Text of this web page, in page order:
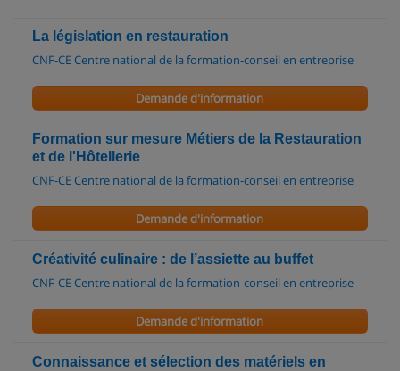
La législation en restauration
CNF-CE Centre national de la formation-conseil en entreprise
Demande d'information
Formation sur mesure Métiers de la Restauration
et de l'Hôtellerie
CNF-CE Centre national de la formation-conseil en entreprise
Demande d'information
Créativité culinaire : de l’assiette au buffet
CNF-CE Centre national de la formation-conseil en entreprise
Demande d'information
Connaissance et sélection des matériels en